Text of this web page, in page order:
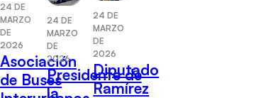
24 DE
MARZO
DE
2026
Asociación
de Buses
24 DE
MARZO
DE
2026
Presidente de
la
24 DE
MARZO
DE
2026
Diputado
Ramírez